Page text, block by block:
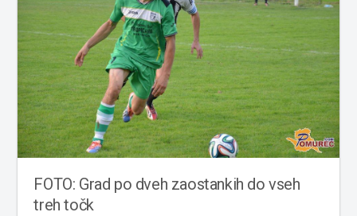
FOTO: Grad po dveh zaostankih do vseh
treh točk